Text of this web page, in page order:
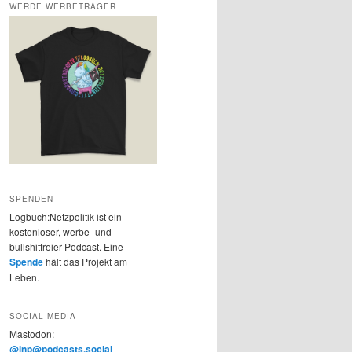
WERDE WERBETRÄGER
SPENDEN
Logbuch:Netzpolitik ist ein
kostenloser, werbe- und
bullshitfreier Podcast. Eine
Spendehält das Projekt am
Leben.
SOCIAL MEDIA
Mastodon:
@lnp@podcasts.social